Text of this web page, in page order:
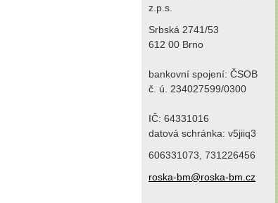
z.p.s.
Srbská 2741/53
612 00 Brno
bankovní spojení: ČSOB
č. ú. 234027599/0300
IČ: 64331016
datová schránka: v5jiiq3
606331073, 731226456
roska-bm@roska-bm.cz